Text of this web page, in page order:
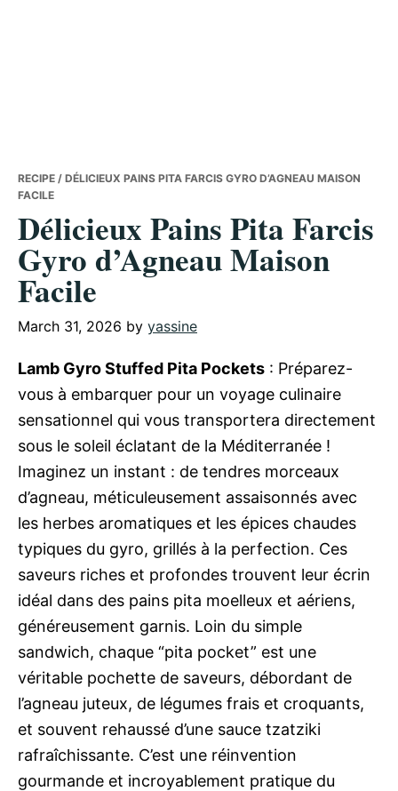
RECIPE / DÉLICIEUX PAINS PITA FARCIS GYRO D’AGNEAU MAISON
FACILE
Délicieux Pains Pita Farcis
Gyro d’Agneau Maison
Facile
March 31, 2026 by yassine
Lamb Gyro Stuffed Pita Pockets : Préparez-
vous à embarquer pour un voyage culinaire
sensationnel qui vous transportera directement
sous le soleil éclatant de la Méditerranée !
Imaginez un instant : de tendres morceaux
d’agneau, méticuleusement assaisonnés avec
les herbes aromatiques et les épices chaudes
typiques du gyro, grillés à la perfection. Ces
saveurs riches et profondes trouvent leur écrin
idéal dans des pains pita moelleux et aériens,
généreusement garnis. Loin du simple
sandwich, chaque “pita pocket” est une
véritable pochette de saveurs, débordant de
l’agneau juteux, de légumes frais et croquants,
et souvent rehaussé d’une sauce tzatziki
rafraîchissante. C’est une réinvention
gourmande et incroyablement pratique du